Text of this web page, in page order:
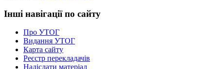
Інші навігації по сайту
Про УТОГ
Видання УТОГ
Карта сайту
Реєстр перекладачів
Надіслати матеріал